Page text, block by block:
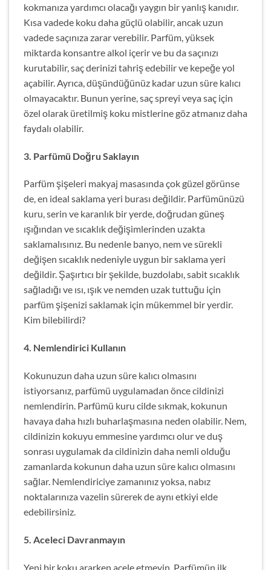
kokmanıza yardımcı olacağı yaygın bir yanlış kanıdır.
Kısa vadede koku daha güçlü olabilir, ancak uzun
vadede saçınıza zarar verebilir. Parfüm, yüksek
miktarda konsantre alkol içerir ve bu da saçınızı
kurutabilir, saç derinizi tahriş edebilir ve kepeğe yol
açabilir. Ayrıca, düşündüğünüz kadar uzun süre kalıcı
olmayacaktır. Bunun yerine, saç spreyi veya saç için
özel olarak üretilmiş koku mistlerine göz atmanız daha
faydalı olabilir.
3. Parfümü Doğru Saklayın
Parfüm şişeleri makyaj masasında çok güzel görünse
de, en ideal saklama yeri burası değildir. Parfümünüzü
kuru, serin ve karanlık bir yerde, doğrudan güneş
ışığından ve sıcaklık değişimlerinden uzakta
saklamalısınız. Bu nedenle banyo, nem ve sürekli
değişen sıcaklık nedeniyle uygun bir saklama yeri
değildir. Şaşırtıcı bir şekilde, buzdolabı, sabit sıcaklık
sağladığı ve ısı, ışık ve nemden uzak tuttuğu için
parfüm şişenizi saklamak için mükemmel bir yerdir.
Kim bilebilirdi?
4. Nemlendirici Kullanın
Kokunuzun daha uzun süre kalıcı olmasını
istiyorsanız, parfümü uygulamadan önce cildinizi
nemlendirin. Parfümü kuru cilde sıkmak, kokunun
havaya daha hızlı buharlaşmasına neden olabilir. Nem,
cildinizin kokuyu emmesine yardımcı olur ve duş
sonrası uygulamak da cildinizin daha nemli olduğu
zamanlarda kokunun daha uzun süre kalıcı olmasını
sağlar. Nemlendiriciye zamanınız yoksa, nabız
noktalarınıza vazelin sürerek de aynı etkiyi elde
edebilirsiniz.
5. Aceleci Davranmayın
Yeni bir koku ararken acele etmeyin. Parfümün ilk